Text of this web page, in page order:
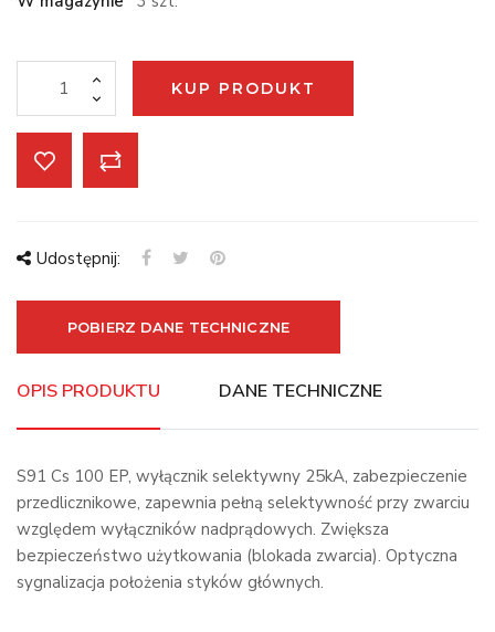
KUP PRODUKT
Udostępnij:
POBIERZ DANE TECHNICZNE
OPIS PRODUKTU DANE TECHNICZNE
S91 Cs 100 EP, wyłącznik selektywny 25kA, zabezpieczenie
przedlicznikowe, zapewnia pełną selektywność przy zwarciu
względem wyłączników nadprądowych. Zwiększa
bezpieczeństwo użytkowania (blokada zwarcia). Optyczna
sygnalizacja położenia styków głównych.